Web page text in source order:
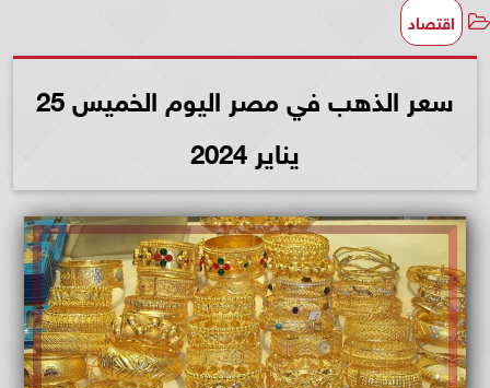
اقتصاد
سعر الذهب في مصر اليوم الخميس 25
يناير 2024